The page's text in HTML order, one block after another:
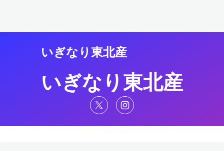
いぎなり東北産
いぎなり東北産